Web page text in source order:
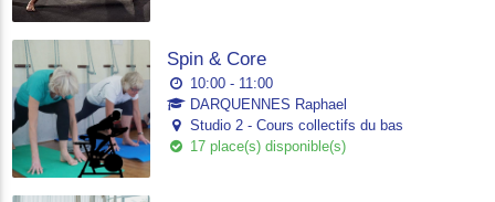
Spin & Core
10:00 - 11:00
DARQUENNES Raphael
Studio 2 - Cours collectifs du bas
17 place(s) disponible(s)